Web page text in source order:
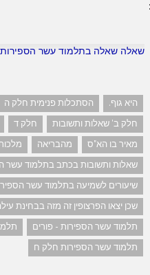
שאלה שאלה בתלמוד עשר הספירות
היא גוף. הסתכלות פנימית חלק ה
חלק ב' שאלות ותשובות
חלק ד
מאיר בו הא"ס
מהבריאה
שאלות ותשובות בכתב בתלמוד עשר
שיעורים לשמיעה בתלמוד עשר
שכן יצאו הפרצופין זה מזה בבחינת
תלמוד עשר הספירות - פורים
תלמוד עשר הספירות חלק ח